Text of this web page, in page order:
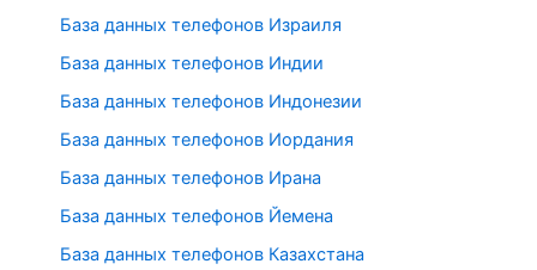
База данных телефонов Израиля
База данных телефонов Индии
База данных телефонов Индонезии
База данных телефонов Иордания
База данных телефонов Ирана
База данных телефонов Йемена
База данных телефонов Казахстана